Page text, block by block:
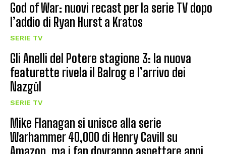
God of War: nuovi recast per la serie TV dopo
l’addio di Ryan Hurst a Kratos
SERIE TV
Gli Anelli del Potere stagione 3: la nuova
featurette rivela il Balrog e l’arrivo dei
Nazgûl
SERIE TV
Mike Flanagan si unisce alla serie
Warhammer 40,000 di Henry Cavill su